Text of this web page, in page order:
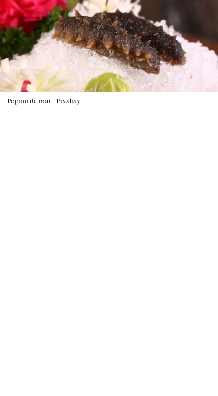
Pepino de mar | Pixabay